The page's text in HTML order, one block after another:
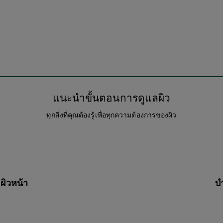
แนะนำขั้นตอนการดูแลผิว
ทุกสิ่งที่คุณต้องรู้เพื่อทุกความต้องการของผิว
วหน้า บ